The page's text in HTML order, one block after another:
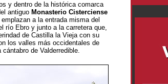
y dentro de la histórica comarca
antiguo Monasterio Cisterciense
a la entrada misma del
río Ebro y junto a la carretera que,
de Castilla la Vieja con su
los valles más occidentales de
de Valderredible.